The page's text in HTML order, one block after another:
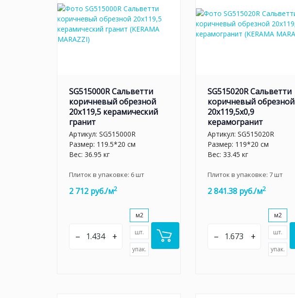
SG515000R Сальветти
коричневый обрезной
20x119,5 керамический
гранит
Артикул: SG515000R
Размер: 119.5*20 см
Вес: 36.95 кг
Плиток в упаковке: 6шт
2 712 руб./м2
– +
м2
шт.
упак.
SG515020R Сальветти
коричневый обрезной
20x119,5x0,9
керамогранит
Артикул: SG515020R
Размер: 119*20 см
Вес: 33.45 кг
Плиток в упаковке: 7шт
2 841.38 руб./м2
– +
м2
шт.
упак.